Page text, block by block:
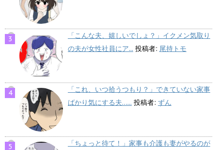
「こんな夫、嬉しいでしょ？」イクメン気取り
の夫が女性社員にア... 投稿者: 尾持トモ
「これ、いつ拾うつもり？」できていない家事
ばかり気にする夫…... 投稿者: ずん
「ちょっと待て！」家事も介護も妻がやるのが